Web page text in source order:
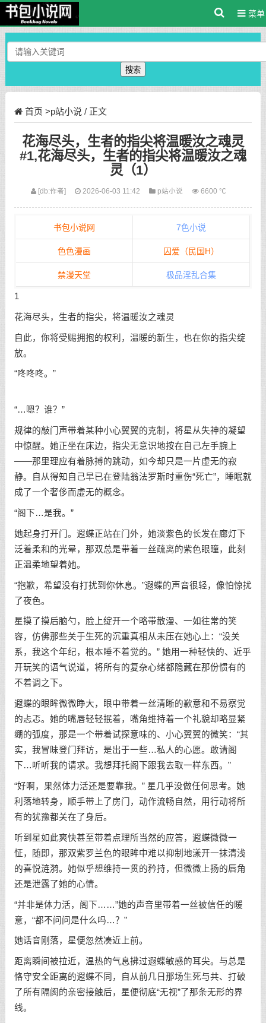
菜单
搜索
首页 >p站小说 / 正文
花海尽头，生者的指尖将温暖汝之魂灵
#1,花海尽头，生者的指尖将温暖汝之魂
灵（1）
[db:作者] 2026-06-03 11:42 p站小说 6600 ℃
书包小说网 7色小说
色色漫画 囚爱（民国H）
禁漫天堂 极品淫乱合集
1
花海尽头，生者的指尖，将温暖汝之魂灵
自此，你将受赐拥抱的权利，温暖的新生，也在你的指尖绽
放。
“咚咚咚。”
“…嗯？谁？”
规律的敲门声带着某种小心翼翼的克制，将星从失神的凝望
中惊醒。她正坐在床边，指尖无意识地按在自己左手腕上
——那里理应有着脉搏的跳动，如今却只是一片虚无的寂
静。自从得知自己早已在登陆翁法罗斯时重伤“死亡”，睡眠就
成了一个奢侈而虚无的概念。
“阁下…是我。”
她起身打开门。遐蝶正站在门外，她淡紫色的长发在廊灯下
泛着柔和的光晕，那双总是带着一丝疏离的紫色眼瞳，此刻
正温柔地望着她。
“抱歉，希望没有打扰到你休息。”遐蝶的声音很轻，像怕惊扰
了夜色。
星摸了摸后脑勺，脸上绽开一个略带散漫、一如往常的笑
容，仿佛那些关于生死的沉重真相从未压在她心上：“没关
系，我这个年纪，根本睡不着觉的。” 她用一种轻快的、近乎
开玩笑的语气说道，将所有的复杂心绪都隐藏在那份惯有的
不着调之下。
遐蝶的眼眸微微睁大，眼中带着一丝清晰的歉意和不易察觉
的忐忑。她的嘴唇轻轻抿着，嘴角维持着一个礼貌却略显紧
绷的弧度，那是一个带着试探意味的、小心翼翼的微笑：“其
实，我冒昧登门拜访，是出于一些…私人的心愿。敢请阁
下…听听我的请求。我想拜托阁下跟我去取一样东西。”
“好啊，果然体力活还是要靠我。” 星几乎没做任何思考。她
利落地转身，顺手带上了房门，动作流畅自然，用行动将所
有的犹豫都关在了身后。
听到星如此爽快甚至带着点理所当然的应答，遐蝶微微一
怔，随即，那双紫罗兰色的眼眸中难以抑制地漾开一抹清浅
的喜悦涟漪。她似乎想维持一贯的矜持，但微微上扬的唇角
还是泄露了她的心情。
“并非是体力活，阁下……”她的声音里带着一丝被信任的暖
意，“都不问问是什么吗…？”
她话音刚落，星便忽然凑近上前。
距离瞬间被拉近，温热的气息拂过遐蝶敏感的耳尖。与总是
恪守安全距离的遐蝶不同，自从前几日那场生死与共、打破
了所有隔阂的亲密接触后，星便彻底“无视”了那条无形的界
线。